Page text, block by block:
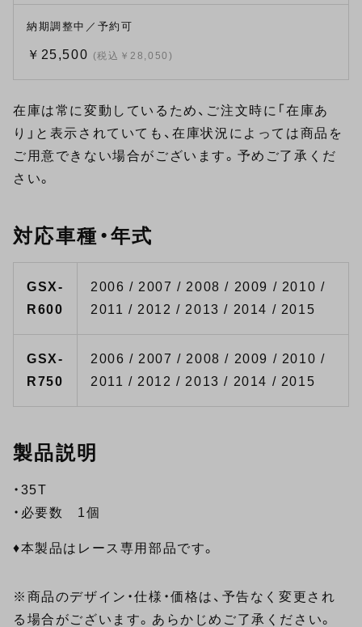
納期調整中／予約可
￥25,500 (税込￥28,050)
在庫は常に変動しているため、ご注文時に「在庫あ
り」と表示されていても、在庫状況によっては商品を
ご用意できない場合がございます。予めご了承くだ
さい。
対応車種・年式
GSX-
R600
2006 / 2007 / 2008 / 2009 / 2010 /
2011 / 2012 / 2013 / 2014 / 2015
GSX-
R750
2006 / 2007 / 2008 / 2009 / 2010 /
2011 / 2012 / 2013 / 2014 / 2015
製品説明
・35T
・必要数 1個
♦本製品はレース専用部品です。
※商品のデザイン・仕様・価格は、予告なく変更され
る場合がございます。あらかじめご了承ください。